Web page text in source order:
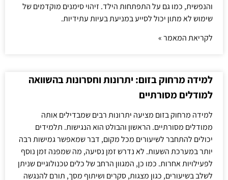
והנפשית, כמו גם על התפתחות הילד. זיהוי סימנים מוקדמים של
שימוש לא מתון יכול לסייע במניעת בעיות עתידיות.
לקריאת המאמר »
למידה מרחוק בזום: יתרונות וחסרונות בהשוואה
למודלים מסורתיים
למידה מרחוק בזום מציעה יתרונות רבים שמבדילים אותה
ממודלים מסורתיים. הראשון והבולט הוא הנגישות. תלמידים
יכולים להתחבר לשיעורים מכל מקום, דבר שמאפשר גמישות רבה
יותר במערכת השעות. לא נדרש זמן נסיעה, מה שמפנה זמן נוסף
לפעילויות אחרות. כמו כן, המגוון הרחב של כלים טכנולוגיים שניתן
לשלב בשיעורים, כגון מצגות, סקרים ושיתוף מסך, תורם להנגשה